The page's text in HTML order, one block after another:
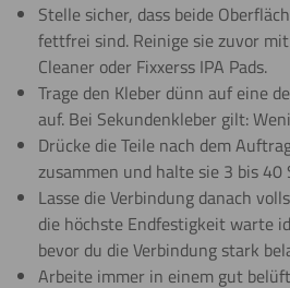
Stelle sicher, dass beide
fettfrei sind. Reinige sie zuvor
Cleaner oder Fixxerss IPA Pads.
Trage den Kleber dünn auf eine
auf. Bei Sekundenkleber gilt:
Drücke die Teile nach dem
zusammen und halte sie 3 bis 40
Lasse die Verbindung danach
die höchste Endfestigkeit warte
bevor du die Verbindung stark
Arbeite immer in einem gut